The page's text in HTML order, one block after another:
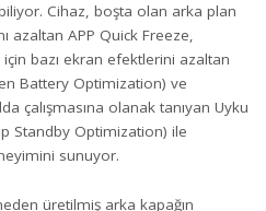
Cihaz, boşta olan arka plan
azaltan APP Quick Freeze,
bazı ekran efektlerini azaltan
Battery Optimization) ve
çalışmasına olanak tanıyan Uyku
Standby Optimization) ile
sunuyor.
üretilmiş arka kapağın